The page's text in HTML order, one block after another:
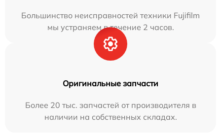
Большинство неисправностей техники Fujifilm
мы устраняем в течение 2 часов.
Оригинальные запчасти
Более 20 тыс. запчастей от производителя в
наличии на собственных складах.